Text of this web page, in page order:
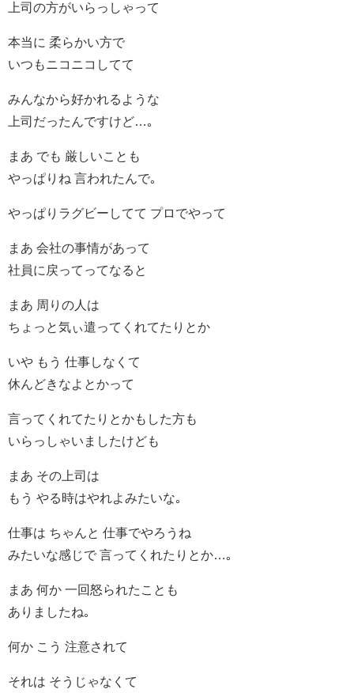
上司の方がいらっしゃって
本当に 柔らかい方で
いつもニコニコしてて
みんなから好かれるような
上司だったんですけど…｡
まあ でも 厳しいことも
やっぱりね 言われたんで｡
やっぱりラグビーしてて プロでやって
まあ 会社の事情があって
社員に戻ってってなると
まあ 周りの人は
ちょっと気ぃ遣ってくれてたりとか
いや もう 仕事しなくて
休んどきなよとかって
言ってくれてたりとかもした方も
いらっしゃいましたけども
まあ その上司は
もう やる時はやれよみたいな｡
仕事は ちゃんと 仕事でやろうね
みたいな感じで 言ってくれたりとか…｡
まあ 何か 一回怒られたことも
ありましたね｡
何か こう 注意されて
それは そうじゃなくて